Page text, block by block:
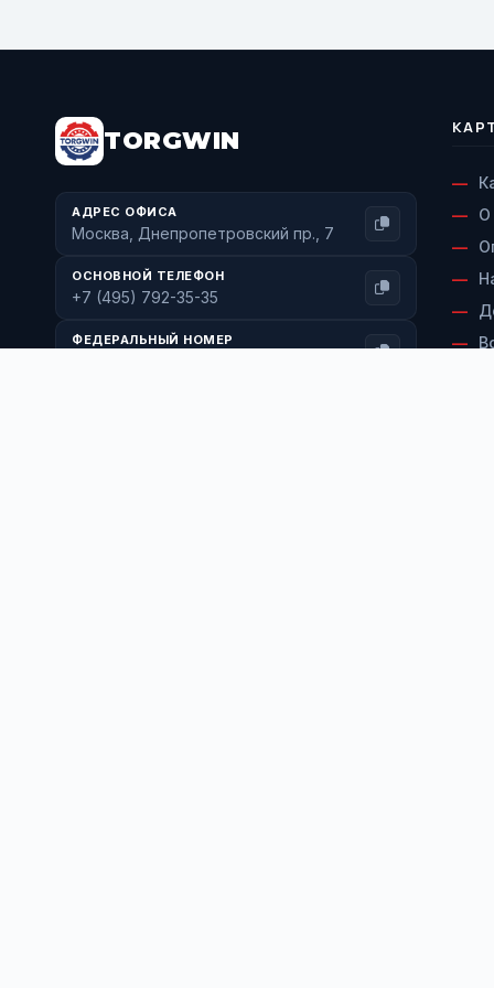
TORGWIN
АДРЕС ОФИСА
Москва, Днепропетровский пр., 7
ОСНОВНОЙ ТЕЛЕФОН
+7 (495) 792-35-35
ФЕДЕРАЛЬНЫЙ НОМЕР
О